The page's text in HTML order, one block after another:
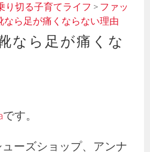
り切る子育てライフ > ファッ
なら足が痛くならない理由
なら足が痛くな
です。
ーズショップ、アンナ